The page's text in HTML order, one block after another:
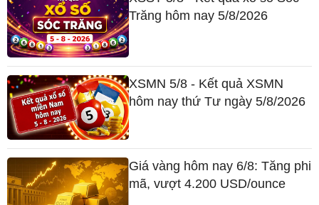
Trăng hôm nay 5/8/2026
XSMN 5/8 - Kết quả XSMN
hôm nay thứ Tư ngày 5/8/2026
Giá vàng hôm nay 6/8: Tăng phi
mã, vượt 4.200 USD/ounce